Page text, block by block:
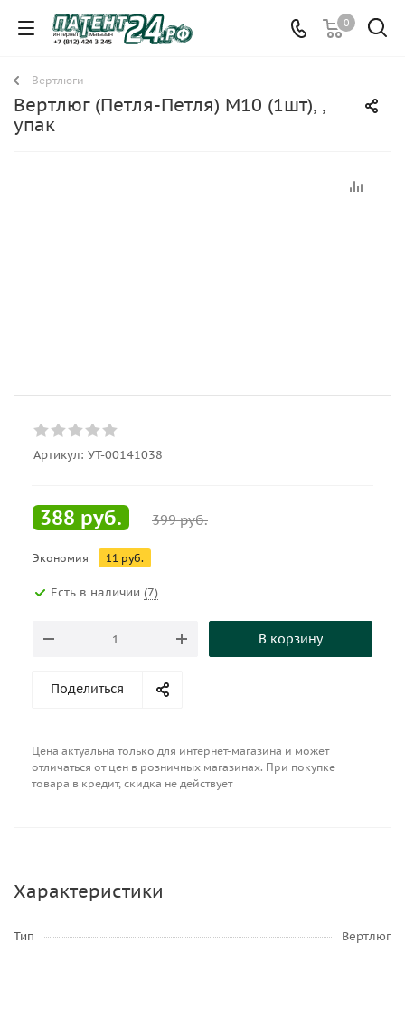
0
Вертлюги
Вертлюг (Петля-Петля) М10 (1шт), ,
упак
Артикул: УТ-00141038
388 руб. 399руб.
Экономия 11 руб.
Есть в наличии (7)
В корзину
Поделиться
Цена актуальна только для интернет-магазина и может
отличаться от цен в розничных магазинах. При покупке
товара в кредит, скидка не действует
Характеристики
Тип Вертлюг